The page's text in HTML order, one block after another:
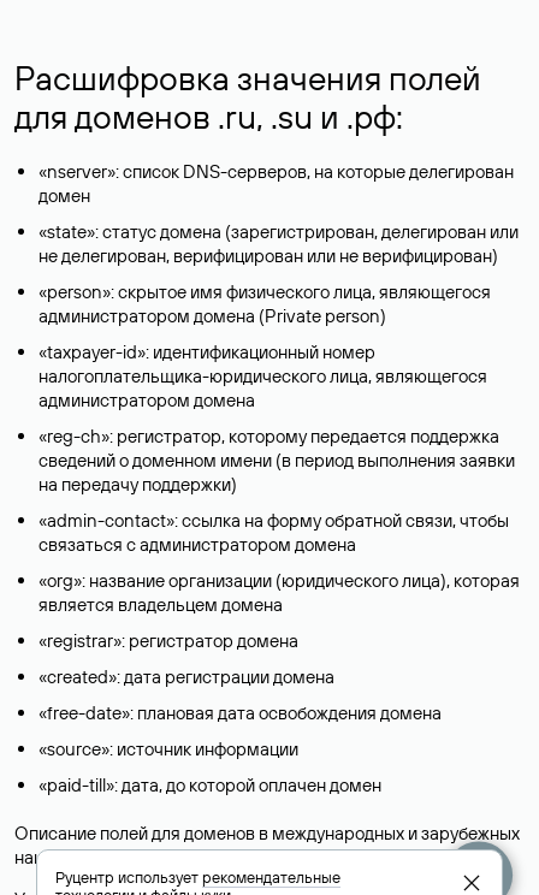
Расшифровка значения полей
для доменов .ru, .su и .рф:
«nserver»: список DNS-серверов, на которые делегирован
домен
«state»: статус домена (зарегистрирован, делегирован или
не делегирован, верифицирован или не верифицирован)
«person»: скрытое имя физического лица, являющегося
администратором домена (Privatе person)
«taxpayer-id»: идентификационный номер
налогоплательщика-юридического лица, являющегося
администратором домена
«reg-ch»: регистратор, которому передается поддержка
сведений о доменном имени (в период выполнения заявки
на передачу поддержки)
«admin-contact»: ссылка на форму обратной связи, чтобы
связаться с администратором домена
«org»: название организации (юридического лица), которая
является владельцем домена
«registrar»: регистратор домена
«created»: дата регистрации домена
«free-date»: плановая дата освобождения домена
«source»: источник информации
«paid-till»: дата, до которой оплачен домен
Описание полей для доменов в международных и зарубежных
национальных доменах представлены в разделе «Помощь».
Руцентр используетрекомендательные